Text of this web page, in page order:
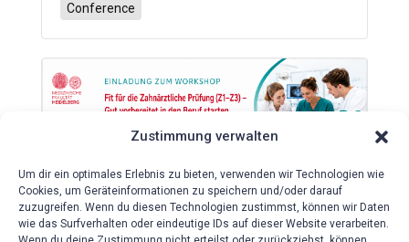
Zustimmung verwalten
Um dir ein optimales Erlebnis zu bieten, verwenden wir Technologien wie
Cookies, um Geräteinformationen zu speichern und/oder darauf
zuzugreifen. Wenn du diesen Technologien zustimmst, können wir Daten
wie das Surfverhalten oder eindeutige IDs auf dieser Website verarbeiten.
Conference
Workshop „Fit für die Zahnärztliche
Prüfung (Z1-Z3) – Gut vorbereitet
in den Beruf starten“